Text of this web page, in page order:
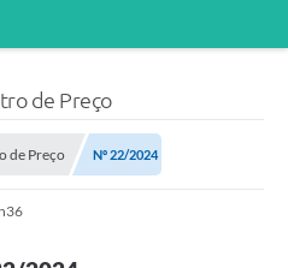
de Preço
de Preço Nº 22/2024